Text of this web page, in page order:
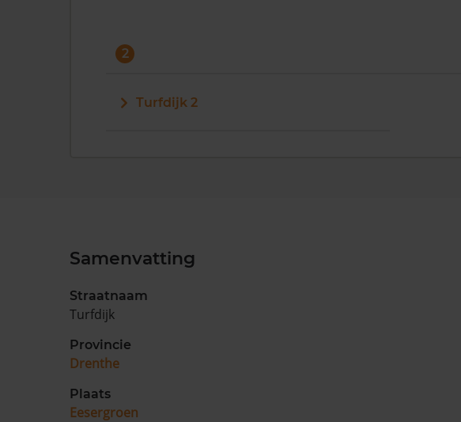
2
Turfdijk 2
Samenvatting
Straatnaam
Turfdijk
Provincie
Drenthe
Plaats
Eesergroen